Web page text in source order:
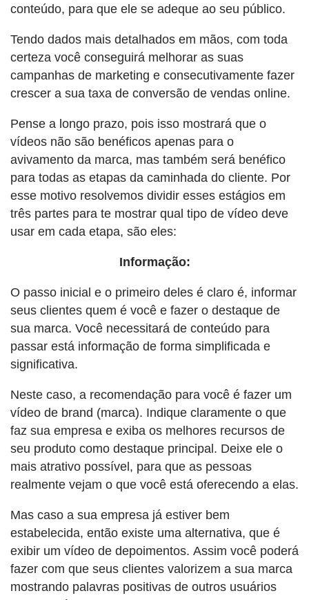
conteúdo, para que ele se adeque ao seu público.
Tendo dados mais detalhados em mãos, com toda
certeza você conseguirá melhorar as suas
campanhas de marketing e consecutivamente fazer
crescer a sua taxa de conversão de vendas online.
Pense a longo prazo, pois isso mostrará que o
vídeos não são benéficos apenas para o
avivamento da marca, mas também será benéfico
para todas as etapas da caminhada do cliente. Por
esse motivo resolvemos dividir esses estágios em
três partes para te mostrar qual tipo de vídeo deve
usar em cada etapa, são eles:
Informação:
O passo inicial e o primeiro deles é claro é, informar
seus clientes quem é você e fazer o destaque de
sua marca. Você necessitará de conteúdo para
passar está informação de forma simplificada e
significativa.
Neste caso, a recomendação para você é fazer um
vídeo de brand (marca). Indique claramente o que
faz sua empresa e exiba os melhores recursos de
seu produto como destaque principal. Deixe ele o
mais atrativo possível, para que as pessoas
realmente vejam o que você está oferecendo a elas.
Mas caso a sua empresa já estiver bem
estabelecida, então existe uma alternativa, que é
exibir um vídeo de depoimentos. Assim você poderá
fazer com que seus clientes valorizem a sua marca
mostrando palavras positivas de outros usuários